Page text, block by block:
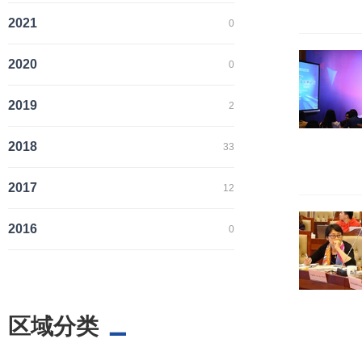
2021 0
2020 0
2019 2
2018 33
2017 12
2016 0
区域分类